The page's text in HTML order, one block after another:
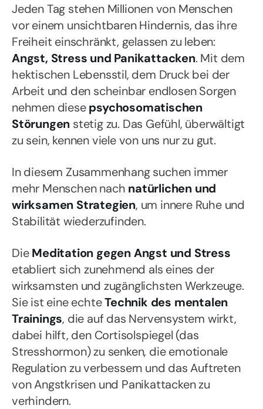
Jeden Tag stehen Millionen von Menschen
vor einem unsichtbaren Hindernis, das ihre
Freiheit einschränkt, gelassen zu leben:
Angst, Stress und Panikattacken. Mit dem
hektischen Lebensstil, dem Druck bei der
Arbeit und den scheinbar endlosen Sorgen
nehmen diesepsychosomatischen
Störungen stetig zu. Das Gefühl, überwältigt
zu sein, kennen viele von uns nur zu gut.
In diesem Zusammenhang suchen immer
mehr Menschen nach natürlichen und
wirksamen Strategien, um innere Ruhe und
Stabilität wiederzufinden.
DieMeditation gegen Angst und Stress
etabliert sich zunehmend als eines der
wirksamsten und zugänglichsten Werkzeuge.
Sie ist eine echteTechnik des mentalen
Trainings, die auf das Nervensystem wirkt,
dabei hilft, den Cortisolspiegel (das
Stresshormon) zu senken, die emotionale
Regulation zu verbessern und das Auftreten
von Angstkrisen und Panikattacken zu
verhindern.